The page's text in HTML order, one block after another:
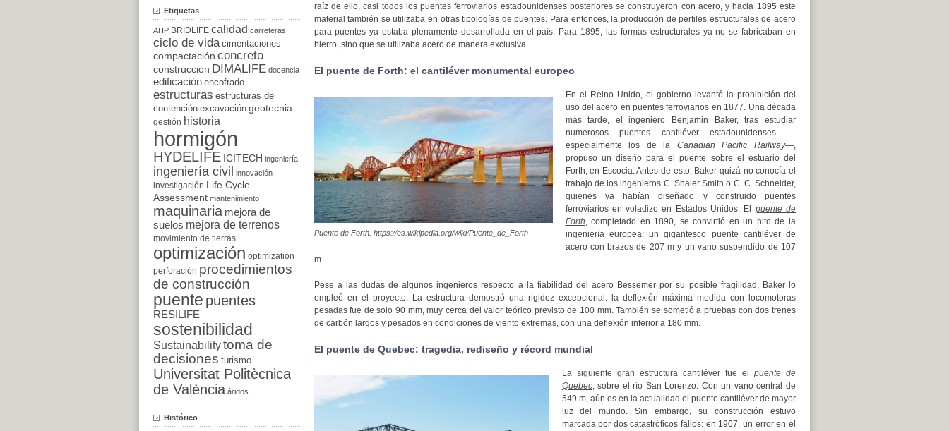
raíz de ello, casi todos los puentes ferroviarios estadounidenses posteriores se construyeron con acero, y hacia 1895 este
material también se utilizaba en otras tipologías de puentes. Para entonces, la producción de perfiles estructurales de acero
para puentes ya estaba plenamente desarrollada en el país. Para 1895, las formas estructurales ya no se fabricaban en
hierro, sino que se utilizaba acero de manera exclusiva.
El puente de Forth: el cantiléver monumental europeo
Puente de Forth. https://es.wikipedia.org/wiki/Puente_de_Forth
En el Reino Unido, el gobierno levantó la prohibición del
uso del acero en puentes ferroviarios en 1877. Una década
más tarde, el ingeniero Benjamin Baker, tras estudiar
numerosos puentes cantiléver estadounidenses —
especialmente los de la Canadian Pacific Railway—,
propuso un diseño para el puente sobre el estuario del
Forth, en Escocia. Antes de esto, Baker quizá no conocía el
trabajo de los ingenieros C. Shaler Smith o C. C. Schneider,
quienes ya habían diseñado y construido puentes
ferroviarios en voladizo en Estados Unidos. El puente de
Forth, completado en 1890, se convirtió en un hito de la
ingeniería europea: un gigantesco puente cantiléver de
acero con brazos de 207 m y un vano suspendido de 107
m.
Pese a las dudas de algunos ingenieros respecto a la fiabilidad del acero Bessemer por su posible fragilidad, Baker lo
empleó en el proyecto. La estructura demostró una rigidez excepcional: la deflexión máxima medida con locomotoras
pesadas fue de solo 90 mm, muy cerca del valor teórico previsto de 100 mm. También se sometió a pruebas con dos trenes
de carbón largos y pesados en condiciones de viento extremas, con una deflexión inferior a 180 mm.
El puente de Quebec: tragedia, rediseño y récord mundial
La siguiente gran estructura cantiléver fue el puente de
Quebec, sobre el río San Lorenzo. Con un vano central de
549 m, aún es en la actualidad el puente cantiléver de mayor
luz del mundo. Sin embargo, su construcción estuvo
marcada por dos catastróficos fallos: en 1907, un error en el
Etiquetas
AHP BRIDLIFE calidad carreteras
ciclo de vida cimentaciones
compactación concreto
construcción DIMALIFE docencia
edificación encofrado
estructuras estructuras de
contención excavación geotecnia
gestión historia
hormigón
HYDELIFE ICITECH ingeniería
ingeniería civil innovación
investigación
Life Cycle
Assessment mantenimiento
maquinaria mejora de
suelos mejora de terrenos
movimiento de tierras
optimización optimization
perforación procedimientos
de construcción
puente puentes
RESILIFE
sostenibilidad
Sustainabilitytoma de
decisiones turismo
Universitat Politècnica
de València áridos
Histórico